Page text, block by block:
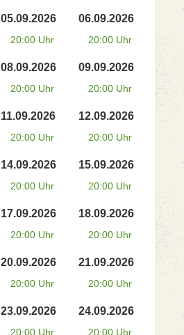
05.09.2026
20:00 Uhr
06.09.2026
20:00 Uhr
08.09.2026
20:00 Uhr
09.09.2026
20:00 Uhr
11.09.2026
20:00 Uhr
12.09.2026
20:00 Uhr
14.09.2026
20:00 Uhr
15.09.2026
20:00 Uhr
17.09.2026
20:00 Uhr
18.09.2026
20:00 Uhr
20.09.2026
20:00 Uhr
21.09.2026
20:00 Uhr
23.09.2026
20:00 Uhr
24.09.2026
20:00 Uhr